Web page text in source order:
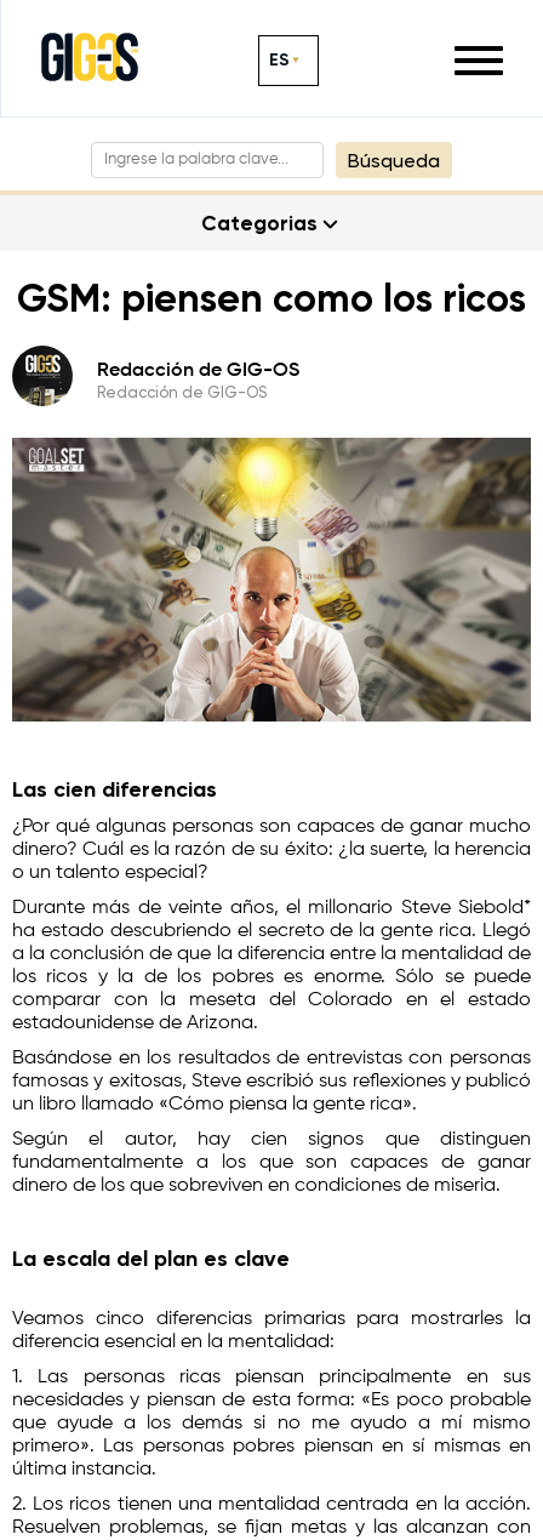
ES
Categorias
Búsqueda
GSM: piensen como los ricos
Redacción de GIG-OS
Redacción de GIG-OS
Las cien diferencias
¿Por qué algunas personas son capaces de ganar mucho
dinero? Cuál es la razón de su éxito: ¿la suerte, la herencia
o un talento especial?
Durante más de veinte años, el millonario Steve Siebold*
ha estado descubriendo el secreto de la gente rica. Llegó
a la conclusión de que la diferencia entre la mentalidad de
los ricos y la de los pobres es enorme. Sólo se puede
comparar con la meseta del Colorado en el estado
estadounidense de Arizona.
Basándose en los resultados de entrevistas con personas
famosas y exitosas, Steve escribió sus reflexiones y publicó
un libro llamado «Cómo piensa la gente rica».
Según el autor, hay cien signos que distinguen
fundamentalmente a los que son capaces de ganar
dinero de los que sobreviven en condiciones de miseria.
La escala del plan es clave
Veamos cinco diferencias primarias para mostrarles la
diferencia esencial en la mentalidad:
1. Las personas ricas piensan principalmente en sus
necesidades y piensan de esta forma: «Es poco probable
que ayude a los demás si no me ayudo a mí mismo
primero». Las personas pobres piensan en sí mismas en
última instancia.
2. Los ricos tienen una mentalidad centrada en la acción.
Resuelven problemas, se fijan metas y las alcanzan con